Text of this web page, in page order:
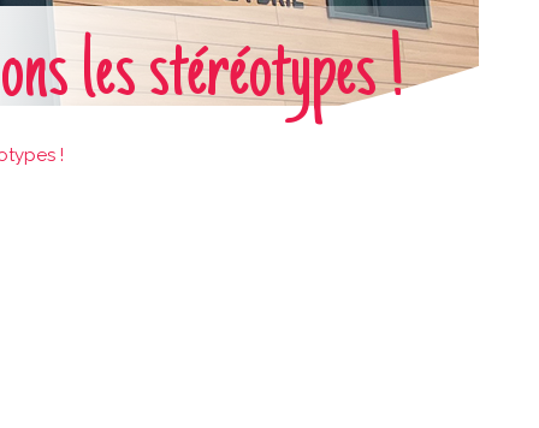
les stéréotypes !
!